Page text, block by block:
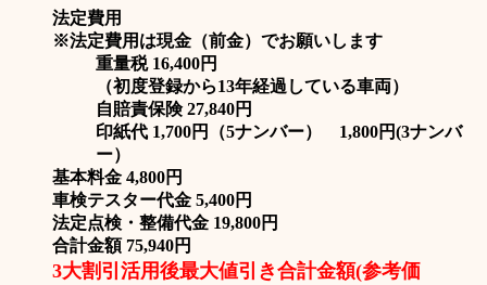
法定費用
※法定費用は現金（前金）でお願いします
重量税 16,400円
（初度登録から13年経過している車両）
自賠責保険 27,840円
印紙代 1,700円（5ナンバー） 1,800円(3ナンバ
ー）
基本料金 4,800円
車検テスター代金 5,400円
法定点検・整備代金 19,800円
合計金額 75,940円
3大割引活用後最大値引き合計金額(参考価